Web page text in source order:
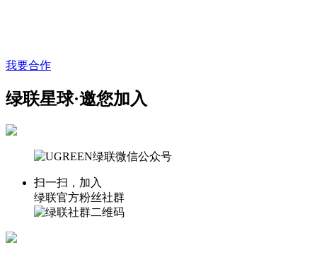
我要合作
绿联星球·邀您加入
扫一扫，加入
绿联官方粉丝社群